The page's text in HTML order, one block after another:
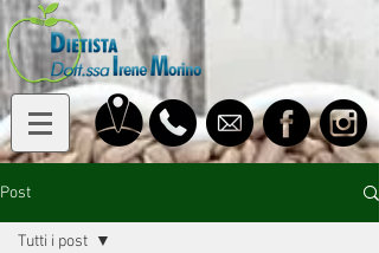
Post
Tutti i post